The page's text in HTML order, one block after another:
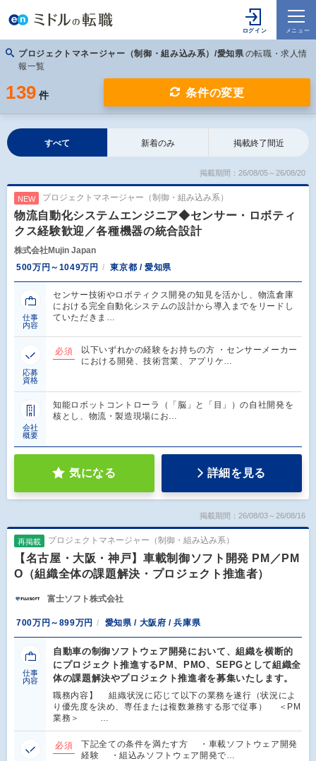
プロジェクトマネージャー（制御・組み込み系）/愛知県 の転職・求人情
報一覧
139 件 条件の変更
すべて 新着のみ 掲載終了間近
掲載期間：26/08/05～26/08/20
NEW プロジェクトマネージャー（制御・組み込み系）
物流自動化システムエンジニア◆センサー・ロボティ
クス経験歓迎／各種機器の統合設計
株式会社Mujin Japan
500万円～1049万円
東京都 / 愛知県
仕事
内容
センサー技術やロボティクス開発の知見を活かし、物流倉庫
における完全自動化システムの設計から導入までをリードし
ていただきま…
応募
資格
必須
以下いずれかの経験をお持ちの方 ・センサーメーカー
における開発、技術営業、アプリケ…
会社
概要
知能ロボットコントローラ（「脳」と「目」）の自社開発を
核とし、物流・製造現場にお…
気になる 詳細を見る
掲載期間：26/08/03～26/08/16
再掲載 プロジェクトマネージャー（制御・組み込み系）
【名古屋・大阪・神戸】車載制御ソフト開発 PM／PM
O（組織全体の課題解決・プロジェクト推進者）
富士ソフト株式会社
700万円～899万円 愛知県 / 大阪府 / 兵庫県
仕事
内容
自動車の制御ソフトウェア開発において、組織を横断的
にプロジェクト推進するPM、PMO、SEPGとして組織全
体の課題解決やプロジェクト推進者を募集いたします。
職務内容】 組織状況に応じて以下の業務を遂行（状況によ
り優先度を決め、専任または複数兼務する形で従事） ＜PM
業務＞ …
必須
下記全ての条件を満たす方 ・車載ソフトウェア開発
経験 ・組込みソフトウェア開発で…